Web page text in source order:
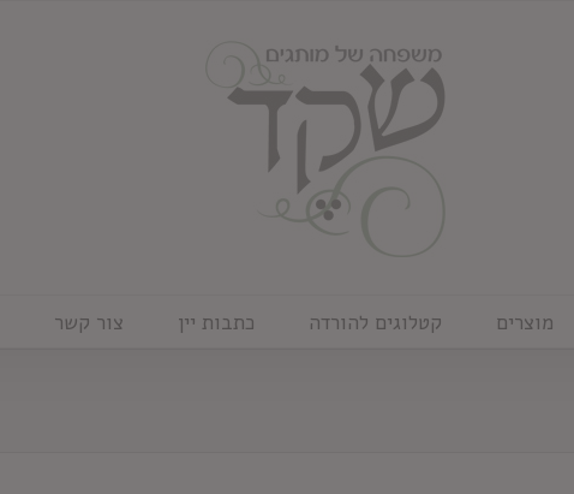
מוצרים קטלוגים להורדה כתבות יין צור קשר